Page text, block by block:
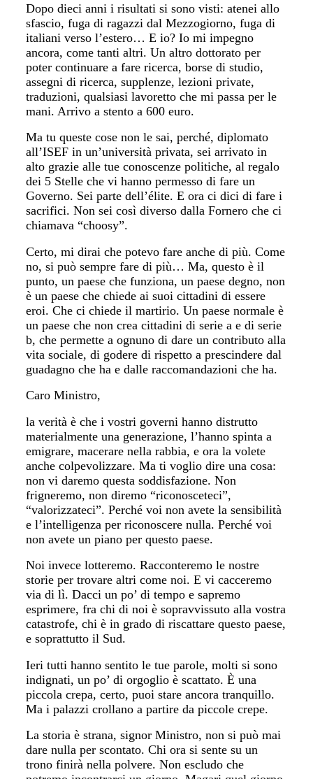
Dopo dieci anni i risultati si sono visti: atenei allo
sfascio, fuga di ragazzi dal Mezzogiorno, fuga di
italiani verso l’estero… E io? Io mi impegno
ancora, come tanti altri. Un altro dottorato per
poter continuare a fare ricerca, borse di studio,
assegni di ricerca, supplenze, lezioni private,
traduzioni, qualsiasi lavoretto che mi passa per le
mani. Arrivo a stento a 600 euro.
Ma tu queste cose non le sai, perché, diplomato
all’ISEF in un’università privata, sei arrivato in
alto grazie alle tue conoscenze politiche, al regalo
dei 5 Stelle che vi hanno permesso di fare un
Governo. Sei parte dell’élite. E ora ci dici di fare i
sacrifici. Non sei così diverso dalla Fornero che ci
chiamava “choosy”.
Certo, mi dirai che potevo fare anche di più. Come
no, si può sempre fare di più… Ma, questo è il
punto, un paese che funziona, un paese degno, non
è un paese che chiede ai suoi cittadini di essere
eroi. Che ci chiede il martirio. Un paese normale è
un paese che non crea cittadini di serie a e di serie
b, che permette a ognuno di dare un contributo alla
vita sociale, di godere di rispetto a prescindere dal
guadagno che ha e dalle raccomandazioni che ha.
Caro Ministro,
la verità è che i vostri governi hanno distrutto
materialmente una generazione, l’hanno spinta a
emigrare, macerare nella rabbia, e ora la volete
anche colpevolizzare. Ma ti voglio dire una cosa:
non vi daremo questa soddisfazione. Non
frigneremo, non diremo “riconosceteci”,
“valorizzateci”. Perché voi non avete la sensibilità
e l’intelligenza per riconoscere nulla. Perché voi
non avete un piano per questo paese.
Noi invece lotteremo. Racconteremo le nostre
storie per trovare altri come noi. E vi cacceremo
via di lì. Dacci un po’ di tempo e sapremo
esprimere, fra chi di noi è sopravvissuto alla vostra
catastrofe, chi è in grado di riscattare questo paese,
e soprattutto il Sud.
Ieri tutti hanno sentito le tue parole, molti si sono
indignati, un po’ di orgoglio è scattato. È una
piccola crepa, certo, puoi stare ancora tranquillo.
Ma i palazzi crollano a partire da piccole crepe.
La storia è strana, signor Ministro, non si può mai
dare nulla per scontato. Chi ora si sente su un
trono finirà nella polvere. Non escludo che